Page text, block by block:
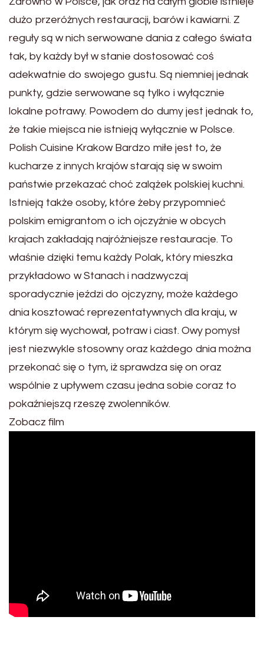
dużo przeróżnych restauracji, barów i kawiarni. Z
reguły są w nich serwowane dania z całego świata
tak, by każdy był w stanie dostosować coś
adekwatnie do swojego gustu. Są niemniej jednak
punkty, gdzie serwowane są tylko i wyłącznie
lokalne potrawy. Powodem do dumy jest jednak to,
że takie miejsca nie istnieją wyłącznie w Polsce.
Polish Cuisine Krakow Bardzo miłe jest to, że
kucharze z innych krajów starają się w swoim
państwie przekazać choć zalążek polskiej kuchni.
Istnieją także osoby, które żeby przypomnieć
polskim emigrantom o ich ojczyźnie w obcych
krajach zakładają najróżniejsze restauracje. To
właśnie dzięki temu każdy Polak, który mieszka
przykładowo w Stanach i nadzwyczaj
sporadycznie jeździ do ojczyzny, może każdego
dnia kosztować reprezentatywnych dla kraju, w
którym się wychował, potraw i ciast. Owy pomysł
jest niezwykle stosowny oraz każdego dnia można
przekonać się o tym, iż sprawdza się on oraz
wspólnie z upływem czasu jedna sobie coraz to
pokaźniejszą rzeszę zwolenników.
Zobacz film